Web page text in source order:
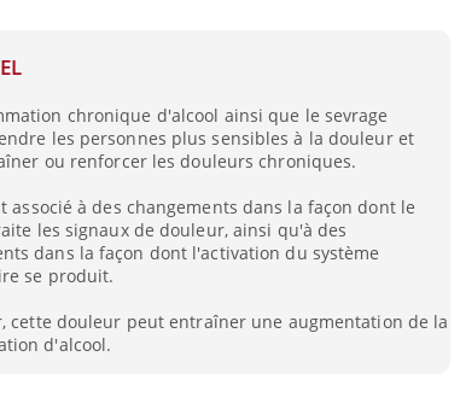
chronique d'alcool ainsi que le sevrage
les personnes plus sensibles à la douleur et
ou renforcer les douleurs chroniques.
associé à des changements dans la façon dont le
les signaux de douleur, ainsi qu'à des
dans la façon dont l'activation du système
se produit.
cette douleur peut entraîner une augmentation de la
d'alcool.
se profile-t-
ventre
premiers
vacances ?
:
risque de
t-il ?
freiner la propagation
cancer ?
Pourquoi manger moins
de protéines pourrait
finalement être
Grossesse et chaleur :
que dit la science